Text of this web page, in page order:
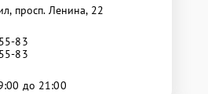
просп. Ленина, 22
83
83
до 21:00